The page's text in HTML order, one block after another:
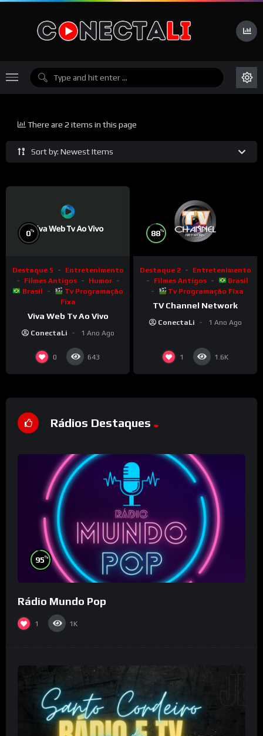
Sort by: Newest Items
There are 2 items in this page
0%
Destaque 5
Entretenimento
Filmes Antigos
Humor
Brasil
Tv Programação
Fixa
Viva Web Tv Ao Vivo
ConectaLi 1 Ano Ago
0 643
88%
Destaque 2
Entretenimento
Filmes Antigos
Brasil
Tv Programação Fixa
TV Channel Network
ConectaLi 1 Ano Ago
1 1.6K
Rádios Destaques
95%
Rádio Mundo Pop
1 1K